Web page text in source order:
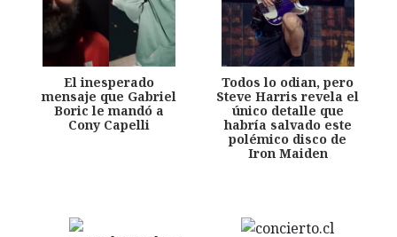
El inesperado
mensaje que Gabriel
Boric le mandó a
Cony Capelli
Todos lo odian, pero
Steve Harris revela el
único detalle que
habría salvado este
polémico disco de
Iron Maiden